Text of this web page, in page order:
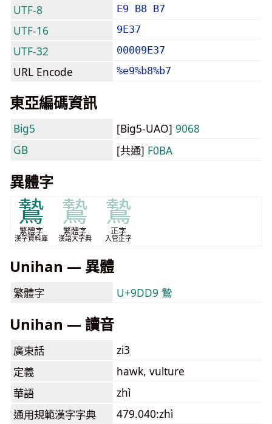
UTF-8 E9 B8 B7
UTF-16 9E37
UTF-32 00009E37
URL Encode %e9%b8%b7
東亞編碼資訊
Big5 [Big5-UAO] 9068
GB
[共通] F0BA
異體字
鷙
繁體字
漢字資料庫
鷙
繁體字
漢語大字典
鷙
正字
入管正字
Unihan — 異體
繁體字 U+9DD9 鷙
Unihan — 讀音
廣東話
zi3
定義
hawk, vulture
華語
zhì
通用規範漢字字典
479.040:zhì